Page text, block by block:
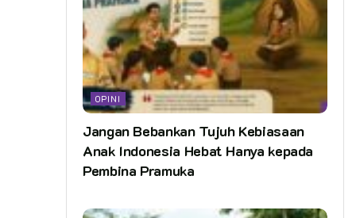
OPINI
Jangan Bebankan Tujuh Kebiasaan
Anak Indonesia Hebat Hanya kepada
Pembina Pramuka